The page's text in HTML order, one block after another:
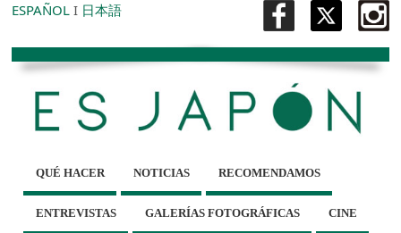
ESPAÑOL I 日本語
QUÉ HACER NOTICIAS RECOMENDAMOS
ENTREVISTAS GALERÍAS FOTOGRÁFICAS CINE